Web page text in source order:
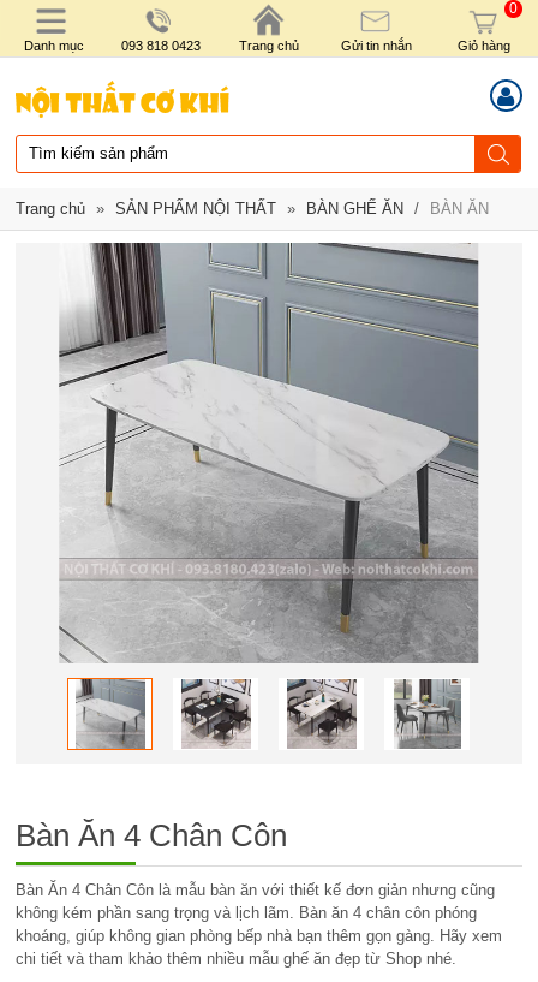
Danh mục 093 818 0423 Trang chủ Gửi tin nhắn
0
Giỏ hàng
Trang chủ » SẢN PHẨM NỘI THẤT » BÀN GHẾ ĂN / BÀN ĂN
Bàn Ăn 4 Chân Côn
Bàn Ăn 4 Chân Côn là mẫu bàn ăn với thiết kế đơn giản nhưng cũng
không kém phần sang trọng và lịch lãm. Bàn ăn 4 chân côn phóng
khoáng, giúp không gian phòng bếp nhà bạn thêm gọn gàng. Hãy xem
chi tiết và tham khảo thêm nhiều mẫu ghế ăn đẹp từ Shop nhé.